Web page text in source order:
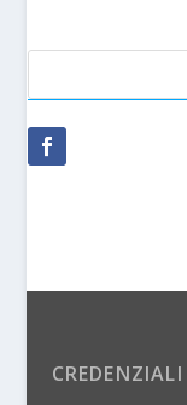
CREDENZIALI